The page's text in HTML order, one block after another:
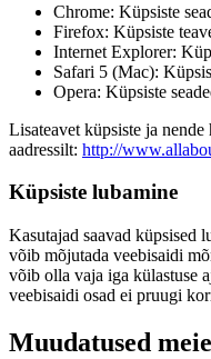
Chrome: Küpsiste
Firefox: Küpsiste
Internet Explorer:
Safari 5 (Mac):
Opera: Küpsiste
Lisateavet küpsiste ja
aadressilt: http://
Küpsiste lubamine
Kasutajad saavad küpsised
võib mõjutada veebisaidi
võib olla vaja iga külastuse
veebisaidi osad ei pruugi
Muudatused